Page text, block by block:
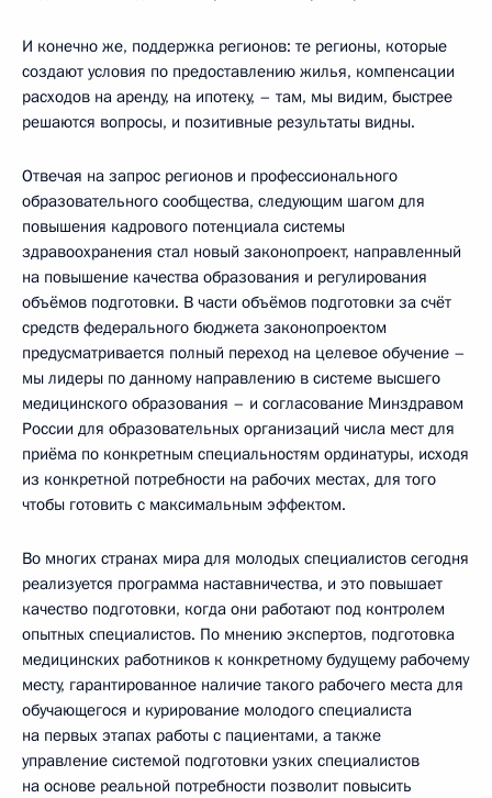
И конечно же, поддержка регионов: те регионы, которые
создают условия по предоставлению жилья, компенсации
расходов на аренду, на ипотеку, – там, мы видим, быстрее
решаются вопросы, и позитивные результаты видны.
Отвечая на запрос регионов и профессионального
образовательного сообщества, следующим шагом для
повышения кадрового потенциала системы
здравоохранения стал новый законопроект, направленный
на повышение качества образования и регулирования
объёмов подготовки. В части объёмов подготовки за счёт
средств федерального бюджета законопроектом
предусматривается полный переход на целевое обучение –
мы лидеры по данному направлению в системе высшего
медицинского образования – и согласование Минздравом
России для образовательных организаций числа мест для
приёма по конкретным специальностям ординатуры, исходя
из конкретной потребности на рабочих местах, для того
чтобы готовить с максимальным эффектом.
Во многих странах мира для молодых специалистов сегодня
реализуется программа наставничества, и это повышает
качество подготовки, когда они работают под контролем
опытных специалистов. По мнению экспертов, подготовка
медицинских работников к конкретному будущему рабочему
месту, гарантированное наличие такого рабочего места для
обучающегося и курирование молодого специалиста
на первых этапах работы с пациентами, а также
управление системой подготовки узких специалистов
на основе реальной потребности позволит повысить